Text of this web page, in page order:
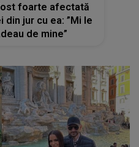
foarte afectată
jur cu ea: ”Mi le
de mine”